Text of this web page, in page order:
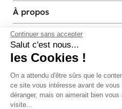
Continuer sans accepter
Salut c'est nous...
les Cookies !
On a attendu d'être sûrs que le
ce site vous intéresse avant de vous
déranger, mais on aimerait bien
visite...
À propos
Services et contact
Magasins et Showrooms
Modes de paiement